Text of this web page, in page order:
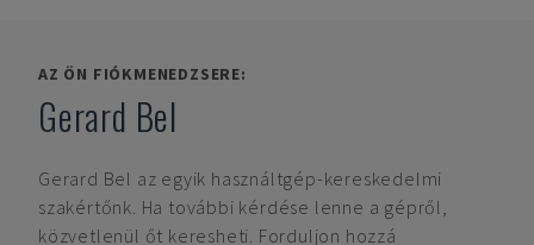
AZ ÖN FIÓKMENEDZSERE:
Gerard Bel
Gerard Bel az egyik használtgép-kereskedelmi
szakértőnk. Ha további kérdése lenne a gépről,
közvetlenül őt keresheti. Forduljon hozzá